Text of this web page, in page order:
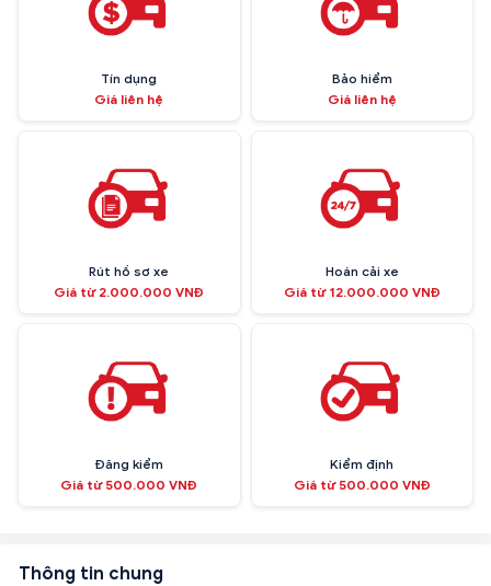
Tín dụng
Giá liên hệ
Bảo hiểm
Giá liên hệ
Rút hồ sơ xe
Giá từ 2.000.000 VNĐ
Hoán cải xe
Giá từ 12.000.000 VNĐ
Đăng kiểm
Giá từ 500.000 VNĐ
Kiểm định
Giá từ 500.000 VNĐ
Thông tin chung